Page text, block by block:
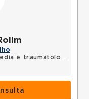
e traumatologia